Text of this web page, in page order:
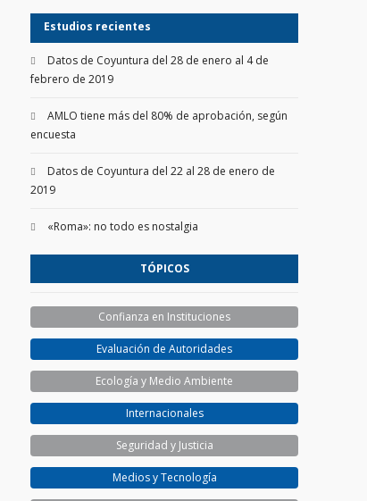
Estudios recientes
Datos de Coyuntura del 28 de enero al 4 de
febrero de 2019
AMLO tiene más del 80% de aprobación, según
encuesta
Datos de Coyuntura del 22 al 28 de enero de
2019
«Roma»: no todo es nostalgia
TÓPICOS
Confianza en Instituciones
Evaluación de Autoridades
Ecología y Medio Ambiente
Internacionales
Seguridad y Justicia
Medios y Tecnología